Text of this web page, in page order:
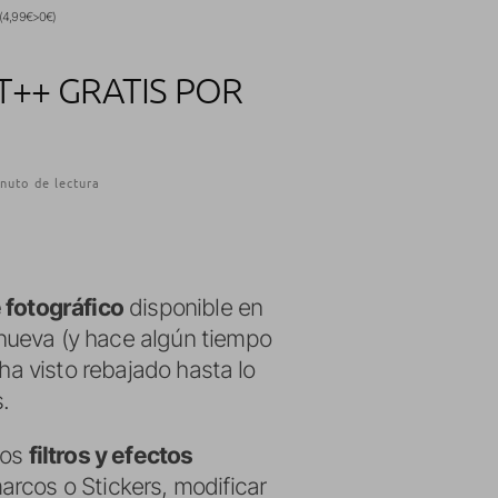
GRATIS POR
de lectura
fotográficodisponible en
(y hace algún tiempo
visto rebajado hasta lo
filtros y efectos
o Stickers, modificar